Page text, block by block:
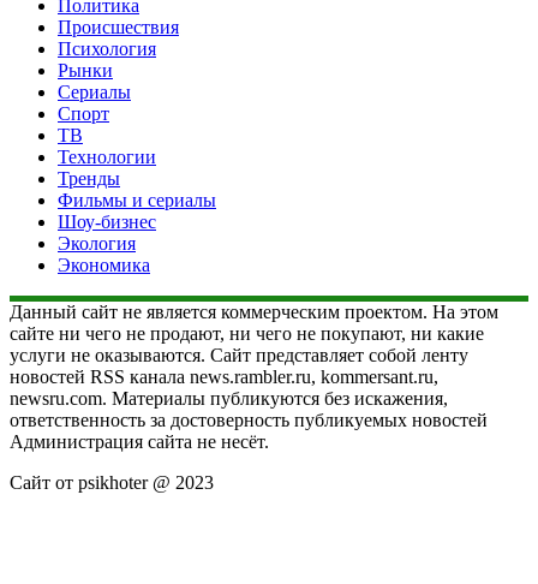
Политика
Происшествия
Психология
Рынки
Сериалы
Спорт
ТВ
Технологии
Тренды
Фильмы и сериалы
Шоу-бизнес
Экология
Экономика
Данный сайт не является коммерческим проектом. На этом
сайте ни чего не продают, ни чего не покупают, ни какие
услуги не оказываются. Сайт представляет собой ленту
новостей RSS канала news.rambler.ru, kommersant.ru,
newsru.com. Материалы публикуются без искажения,
ответственность за достоверность публикуемых новостей
Администрация сайта не несёт.
Сайт от psikhoter @ 2023